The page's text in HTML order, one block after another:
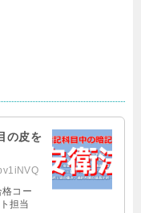
の皮を
コー
担当